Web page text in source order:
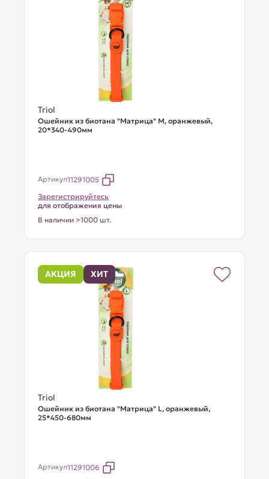
Triol
Ошейник из биотана "Матрица" M, оранжевый,
20*340-490мм
Артикул11291005
Зарегистрируйтесь
для отображения цены
В наличии >1000 шт.
АКЦИЯ ХИТ
Triol
Ошейник из биотана "Матрица" L, оранжевый,
25*450-680мм
Артикул11291006